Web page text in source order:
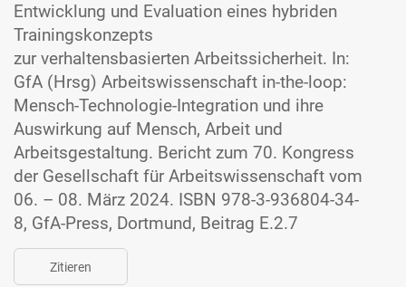
Entwicklung und Evaluation eines hybriden
Trainingskonzepts
zur verhaltensbasierten Arbeitssicherheit. In:
GfA (Hrsg) Arbeitswissenschaft in-the-loop:
Mensch-Technologie-Integration und ihre
Auswirkung auf Mensch, Arbeit und
Arbeitsgestaltung. Bericht zum 70. Kongress
der Gesellschaft für Arbeitswissenschaft vom
06. – 08. März 2024. ISBN 978-3-936804-34-
8, GfA-Press, Dortmund, Beitrag E.2.7
Zitieren